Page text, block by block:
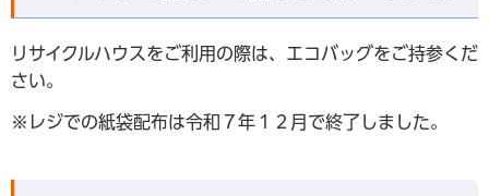
リサイクルハウスをご利用の際は、エコバッグをご持参くだ
さい。
※レジでの紙袋配布は令和７年１２月で終了しました。